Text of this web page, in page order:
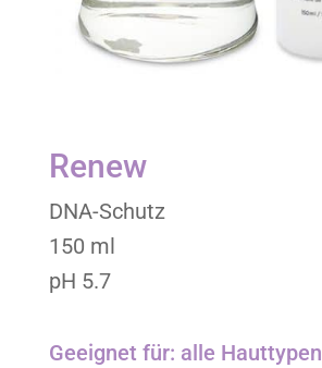
Renew
DNA-Schutz
150 ml
pH 5.7
Geeignet für: alle Hauttypen